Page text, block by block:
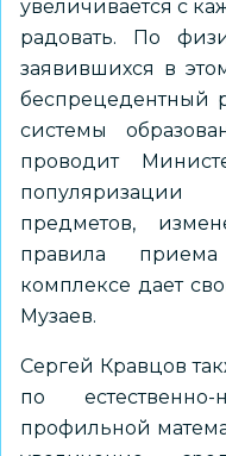
увеличивается с
радовать. По
заявившихся в
беспрецедентный
системы
проводит
популяризации
предметов,
правила
комплексе дает
Музаев.
Сергей Кравцов
по
профильной